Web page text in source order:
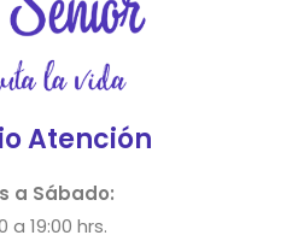
Atención
a Sábado:
a 19:00 hrs.